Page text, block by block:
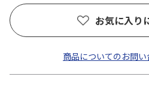
お気に入り
商品についてのお問